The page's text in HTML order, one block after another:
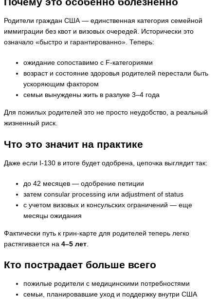
Родители граждан США — единственная категория семейной
иммиграции без квот и визовых очередей. Исторически это
означало «быстро и гарантированно». Теперь:
ожидание сопоставимо с F-категориями
возраст и состояние здоровья родителей перестали быть
ускоряющим фактором
семьи вынуждены жить в разлуке 3–4 года
Для пожилых родителей это не просто неудобство, а реальный
жизненный риск.
Что это значит на практике
Даже если I-130 в итоге будет одобрена, цепочка выглядит так:
до 42 месяцев — одобрение петиции
затем consular processing или adjustment of status
с учетом визовых и консульских ограничений — еще
месяцы ожидания
Фактически путь к грин-карте для родителей теперь легко
растягивается на 4–5 лет
Кто пострадает больше всего
пожилые родители с медицинскими потребностями
семьи, планировавшие уход и поддержку внутри США